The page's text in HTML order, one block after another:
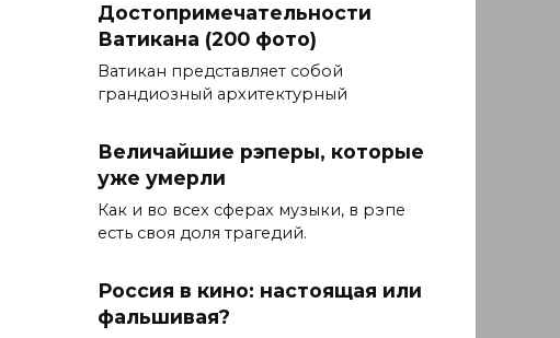
Достопримечательности
Ватикана (200 фото)
Ватикан представляет собой
грандиозный архитектурный
Величайшие рэперы, которые
уже умерли
Как и во всех сферах музыки, в рэпе
есть своя доля трагедий.
Россия в кино: настоящая или
фальшивая?